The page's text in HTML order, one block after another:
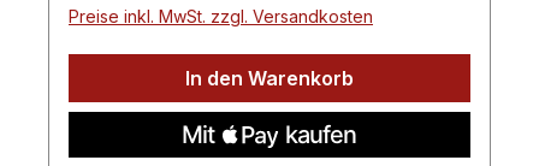
Preise inkl. MwSt. zzgl. Versandkosten
In den Warenkorb